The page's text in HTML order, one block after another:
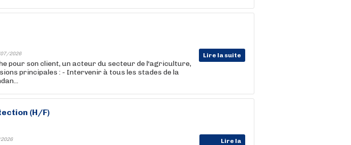
2026 Lire la suite
pour son client, un acteur du secteur de l'agriculture,
principales : - Intervenir à tous les stades de la
(H/F)
Lire la